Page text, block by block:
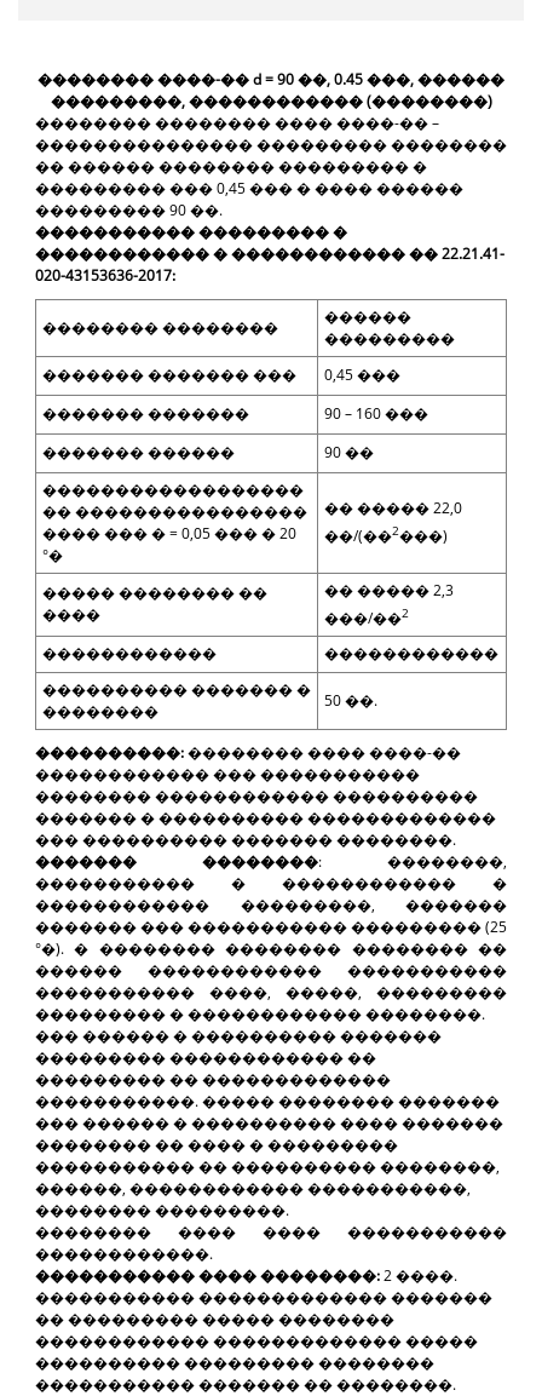
�������� ����-�� d = 90 ��, 0.45 ���, ������
���������, ������������ (��������)
�������� �������� ���� ����-�� –
��������������� ��������� ��������
�� ������ �������� ��������� �
��������� ��� 0,45 ��� � ���� ������
��������� 90 ��.
����������� ��������� �
������������ � ������������ �� 22.21.41-
020-43153636-2017:
�������� ��������
������
���������
������� ������� ���
0,45 ���
������� �������
90 – 160 ���
������� ������
90 ��
������������������
�� ����������������
���� ��� � = 0,05 ��� �20
°�
�� ����� 22,0
��/(��2���)
����� �������� ��
����
�� ����� 2,3
���/��2
������������
������������
���������� ������� �
��������
50 ��.
����������:�������� ���� ����-��
������������ ��� �����������
�������� ������������ ����������
������� � ���������� �������������
��� ���������� ������� ��������.
������� ��������: ��������,
����������� � ������������ �
������������ ���������, �������
������� ��� ����������� ��������� (25
°�). � �������� �������� �������� ��
������ ������������ �����������
����������� ����, �����, ���������
��������� � ������������ ��������.
��� ������ � ���������� �������
��������� ������������ ��
��������� �� �������������
�����������. ����� �������� �������
��� ������ � ���������� ���� �������
�������� �� ���� � ���������
����������� �� ���������� ��������,
������, ������������ �����������,
�������� ���������.
�������� ���� ���� �����������
������������.
����������� ���� ��������:2 ����.
����������� ������������� �������
�� ��������� ����� ��������
������������ ������������� �����
���������� ��������� ��������
����������� ������� �� ��������.